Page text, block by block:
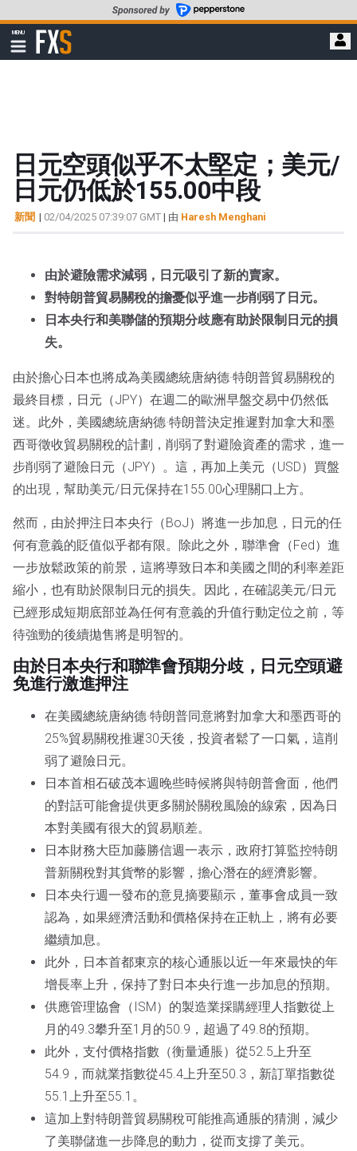
至
要
MENU
顯
示
FXStreet
日元空頭似乎不太堅定；美元/
日元仍低於155.00中段
新聞 | 02/04/2025 07:39:07 GMT | 由 Haresh Menghani
由於避險需求減弱，日元吸引了新的賣家。
對特朗普貿易關稅的擔憂似乎進一步削弱了日元。
日本央行和美聯儲的預期分歧應有助於限制日元的損
失。
由於擔心日本也將成為美國總統唐納德·特朗普貿易關稅的
最終目標，日元（JPY）在週二的歐洲早盤交易中仍然低
迷。此外，美國總統唐納德·特朗普決定推遲對加拿大和墨
西哥徵收貿易關稅的計劃，削弱了對避險資產的需求，進一
步削弱了避險日元（JPY）。這，再加上美元（USD）買盤
的出現，幫助美元/日元保持在155.00心理關口上方。
然而，由於押注日本央行（BoJ）將進一步加息，日元的任
何有意義的貶值似乎都有限。除此之外，聯準會（Fed）進
一步放鬆政策的前景，這將導致日本和美國之間的利率差距
縮小，也有助於限制日元的損失。因此，在確認美元/日元
已經形成短期底部並為任何有意義的升值行動定位之前，等
待強勁的後續拋售將是明智的。
由於日本央行和聯準會預期分歧，日元空頭避
免進行激進押注
在美國總統唐納德·特朗普同意將對加拿大和墨西哥的
25%貿易關稅推遲30天後，投資者鬆了一口氣，這削
弱了避險日元。
日本首相石破茂本週晚些時候將與特朗普會面，他們
的對話可能會提供更多關於關稅風險的線索，因為日
本對美國有很大的貿易順差。
日本財務大臣加藤勝信週一表示，政府打算監控特朗
普新關稅對其貨幣的影響，擔心潛在的經濟影響。
日本央行週一發布的意見摘要顯示，董事會成員一致
認為，如果經濟活動和價格保持在正軌上，將有必要
繼續加息。
此外，日本首都東京的核心通脹以近一年來最快的年
增長率上升，保持了對日本央行進一步加息的預期。
供應管理協會（ISM）的製造業採購經理人指數從上
月的49.3攀升至1月的50.9，超過了49.8的預期。
此外，支付價格指數（衡量通脹）從52.5上升至
54.9，而就業指數從45.4上升至50.3，新訂單指數從
55.1上升至55.1。
這加上對特朗普貿易關稅可能推高通脹的猜測，減少
了美聯儲進一步降息的動力，從而支撐了美元。